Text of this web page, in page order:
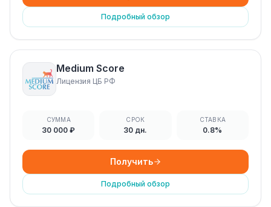
Подробный обзор
Medium Score
Лицензия ЦБ РФ
СУММА
30 000 ₽
СРОК
30 дн.
СТАВКА
0.8%
Получить
Подробный обзор